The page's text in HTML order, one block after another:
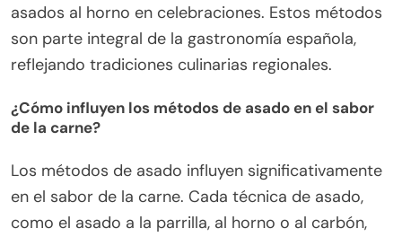
asados al horno en celebraciones. Estos métodos
son parte integral de la gastronomía española,
reflejando tradiciones culinarias regionales.
¿Cómo influyen los métodos de asado en el sabor
de la carne?
Los métodos de asado influyen significativamente
en el sabor de la carne. Cada técnica de asado,
como el asado a la parrilla, al horno o al carbón,